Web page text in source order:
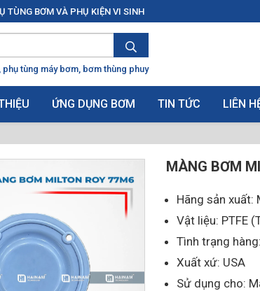
TÙNG BƠM VÀ PHỤ KIỆN VI SINH
phụ tùng máy bơm bơm thùng phuy
ỨNG DỤNG BƠM TIN TỨC LIÊN
MÀNG BƠM
Hãng sản xuất:
Vật liệu: PTFE
Tình trạng
Xuất xứ: USA
Sử dụng cho: